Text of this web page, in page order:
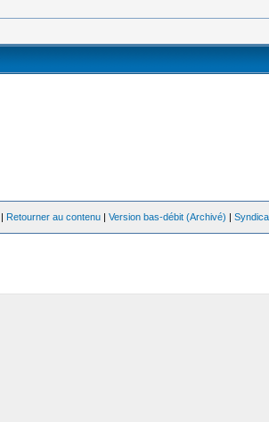
| Retourner au contenu |Version bas-débit (Archivé) |